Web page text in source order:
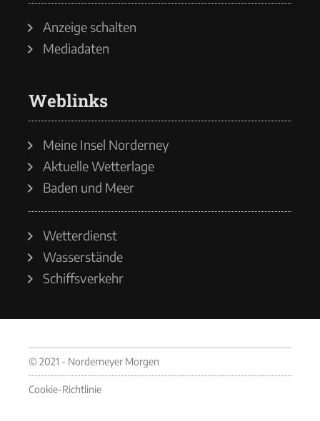
Anzeige schalten
Mediadaten
Weblinks
Meine Insel Norderney
Aktuelle Wetterlage
Baden und Meer
Wetterdienst
Wasserstände
Schiffsverkehr
© 2021 - Norderneyer Morgen
Cookie-Richtlinie